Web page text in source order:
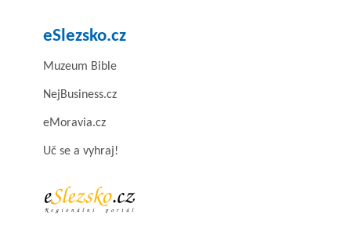
eSlezsko.cz
Muzeum Bible
NejBusiness.cz
eMoravia.cz
Uč se a vyhraj!